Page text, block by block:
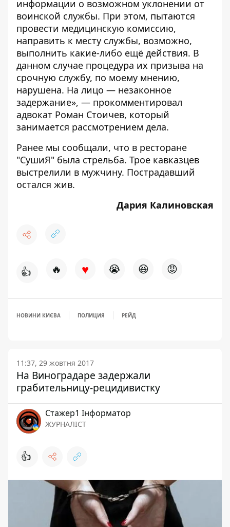
информации о возможном уклонении от
воинской службы. При этом, пытаются
провести медицинскую комиссию,
направить к месту службы, возможно,
выполнить какие-либо ещё действия. В
данном случае процедура их призыва на
срочную службу, по моему мнению,
нарушена. На лицо — незаконное
задержание», — прокомментировал
адвокат Роман Стоичев, который
занимается рассмотрением дела.
Ранее мы сообщали, что в ресторане
"СушиЯ" была стрельба. Трое кавказцев
выстрелили в мужчину. Пострадавший
остался жив.
Дария Калиновская
👍 🔥 ♥ 😭 😆 😡
НОВИНИ КИЄВА ПОЛИЦИЯ РЕЙД
11:37, 29 жовтня 2017
На Виноградаре задержали
грабительницу-рецидивистку
Стажер1 Інформатор
ЖУРНАЛІСТ
👍